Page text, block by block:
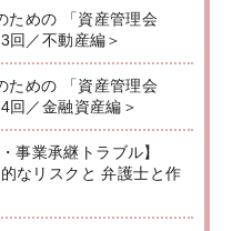
ための 「資産管理会
回／不動産編＞
ための 「資産管理会
回／金融資産編＞
事業承継トラブル】
なリスクと 弁護士と作